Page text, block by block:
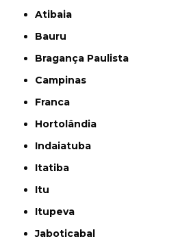
Atibaia
Bauru
Bragança Paulista
Campinas
Franca
Hortolândia
Indaiatuba
Itatiba
Itu
Itupeva
Jaboticabal